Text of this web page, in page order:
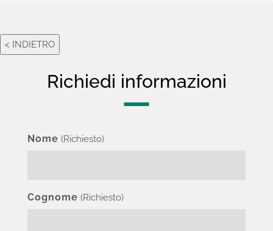
Richiedi informazioni
Nome (Richiesto)
Cognome (Richiesto)